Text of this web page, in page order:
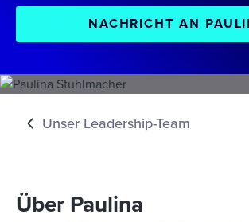
NACHRICHT AN
Unser Leadership-Team
Über Paulina